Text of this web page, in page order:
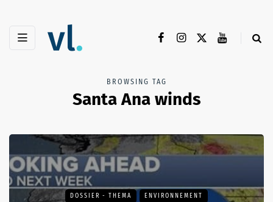
BROWSING TAG
Santa Ana winds
DOSSIER - THEMA ENVIRONNEMENT